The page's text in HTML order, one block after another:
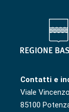
Contatti e
Viale
85100